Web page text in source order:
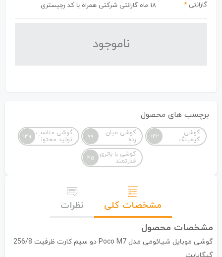
گارانتی * 18 ماه گارانتی شرکتی همراه با کد رجیستری
نا‌موجود
برچسب های محصول
گوشی
گیمینگ
142
گوشی میان
رده
99
گوشی مناسب
تولید محتوا
139
گوشی با باتری
قدرتمند
45
مشخصات کلی
نظرات
مشخصات محصول
گوشی موبایل شیائومی مدل Poco M7 دو سیم کارت ظرفیت 256/8